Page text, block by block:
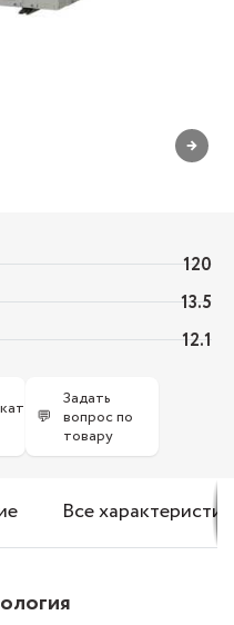
→
120
13.5
12.1
💬
Задать
вопрос по
товару
Все